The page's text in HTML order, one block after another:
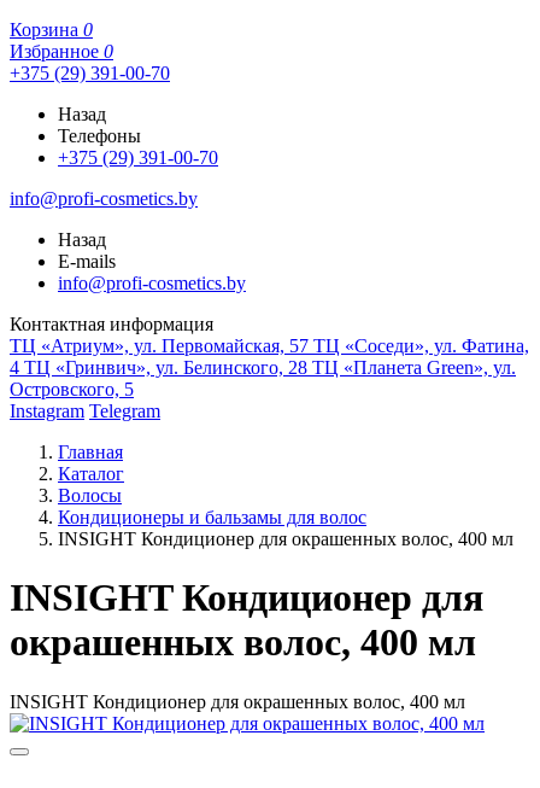
Корзина 0
Избранное 0
+375 (29) 391-00-70
Назад
Телефоны
+375 (29) 391-00-70
info@profi-cosmetics.by
Назад
E-mails
info@profi-cosmetics.by
Контактная информация
ТЦ «Атриум», ул. Первомайская, 57 ТЦ «Соседи», ул. Фатина,
4 ТЦ «Гринвич», ул. Белинского, 28 ТЦ «Планета Green», ул.
Островского, 5
Instagram Telegram
Главная
Каталог
Волосы
Кондиционеры и бальзамы для волос
INSIGHT Кондиционер для окрашенных волос, 400 мл
INSIGHT Кондиционер для
окрашенных волос, 400 мл
INSIGHT Кондиционер для окрашенных волос, 400 мл